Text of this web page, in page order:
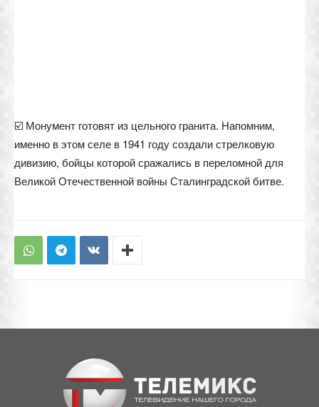
☑️ Монумент готовят из цельного гранита. Напомним,
именно в этом селе в 1941 году создали стрелковую
дивизию, бойцы которой сражались в переломной для
Великой Отечественной войны Сталинградской битве.